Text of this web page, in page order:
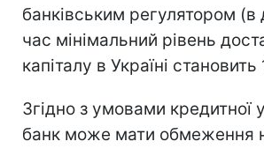
банківським регулятором (в
час мінімальний рівень
капіталу в Україні становить
Згідно з умовами кредитної
банк може мати обмеження